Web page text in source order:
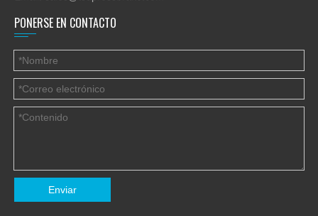
PONERSE EN CONTACTO
Enviar